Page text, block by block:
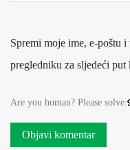
Spremi moje ime, e-poštu
pregledniku za sljedeći put
Are you human? Please solve: